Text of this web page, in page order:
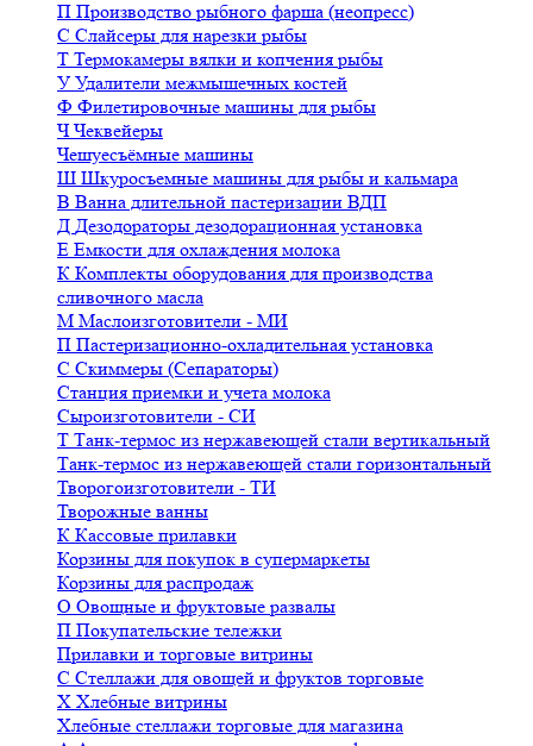
П Производство рыбного фарша (неопресс)
С Слайсеры для нарезки рыбы
Т Термокамеры вялки и копчения рыбы
У Удалители межмышечных костей
Ф Филетировочные машины для рыбы
ЧЧеквейеры
Чешуесъёмные машины
Ш Шкуросъемные машины для рыбы и кальмара
В Ванна длительной пастеризации ВДП
Д Дезодораторы дезодорационная установка
Е Емкости для охлаждения молока
К Комплекты оборудования для производства
сливочного масла
М Маслоизготовители - МИ
П Пастеризационно-охладительная установка
С Скиммеры (Сепараторы)
Станция приемки и учета молока
Сыроизготовители - СИ
Т Танк-термос из нержавеющей стали вертикальный
Танк-термос из нержавеющей стали горизонтальный
Творогоизготовители - ТИ
Творожные ванны
К Кассовые прилавки
Корзины для покупок в супермаркеты
Корзины для распродаж
О Овощные и фруктовые развалы
П Покупательские тележки
Прилавки и торговые витрины
С Стеллажи для овощей и фруктов торговые
Х Хлебные витрины
Хлебные стеллажи торговые для магазина